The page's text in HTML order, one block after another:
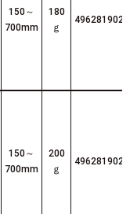
150～
700mm
180
ｇ
150～
700mm
200
ｇ